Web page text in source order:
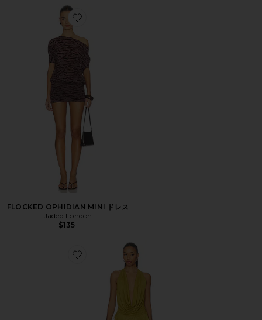
Favorite FLOCKED OPHIDIAN MINI ドレス
FLOCKED OPHIDIAN MINI ドレス
Jaded London
$135
Favorite KATSIA ドレス